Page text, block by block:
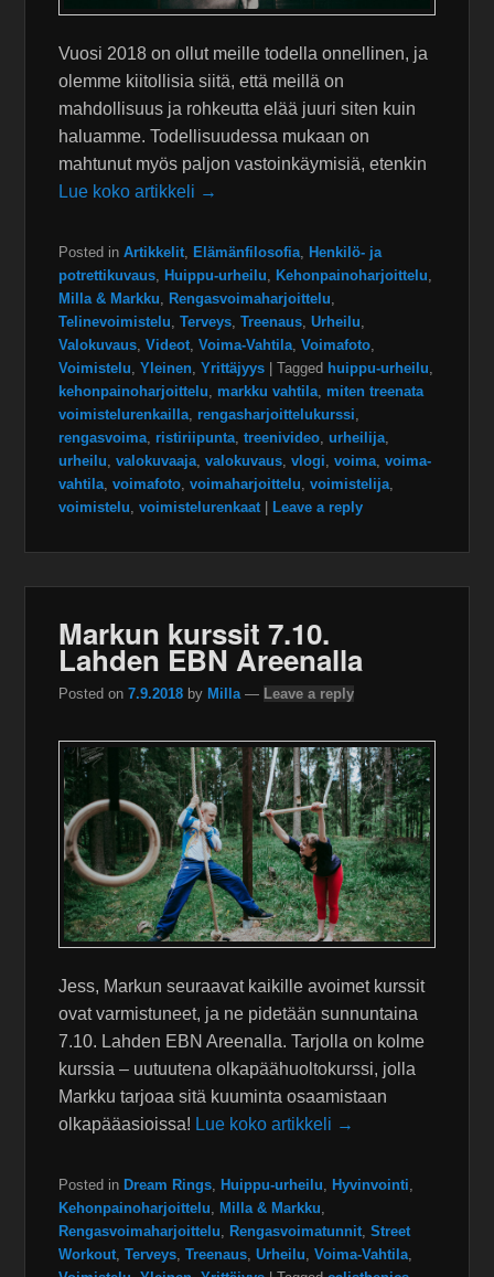
Vuosi 2018 on ollut meille todella onnellinen, ja
olemme kiitollisia siitä, että meillä on
mahdollisuus ja rohkeutta elää juuri siten kuin
haluamme. Todellisuudessa mukaan on
mahtunut myös paljon vastoinkäymisiä, etenkin
Lue koko artikkeli →
Posted in Artikkelit, Elämänfilosofia, Henkilö- ja
potrettikuvaus, Huippu-urheilu, Kehonpainoharjoittelu,
Milla & Markku, Rengasvoimaharjoittelu,
Telinevoimistelu,Terveys,Treenaus,Urheilu,
Valokuvaus,Videot,Voima-Vahtila,Voimafoto,
Voimistelu,Yleinen,Yrittäjyys |Tagged huippu-urheilu,
kehonpainoharjoittelu, markku vahtila, miten treenata
voimistelurenkailla, rengasharjoittelukurssi,
rengasvoima, ristiriipunta,treenivideo,urheilija,
urheilu,valokuvaaja,valokuvaus,vlogi,voima,voima-
vahtila,voimafoto,voimaharjoittelu,voimistelija,
voimistelu,voimistelurenkaat Leave a reply
Markun kurssit 7.10.
Lahden EBN Areenalla
Posted on7.9.2018 by Milla — Leave a reply
Jess, Markun seuraavat kaikille avoimet kurssit
ovat varmistuneet, ja ne pidetään sunnuntaina
7.10. Lahden EBN Areenalla. Tarjolla on kolme
kurssia – uutuutena olkapäähuoltokurssi, jolla
Markku tarjoaa sitä kuuminta osaamistaan
olkapääasioissa! Lue koko artikkeli →
Posted in Dream Rings, Huippu-urheilu, Hyvinvointi,
Kehonpainoharjoittelu, Milla & Markku,
Rengasvoimaharjoittelu, Rengasvoimatunnit,Street
Workout,Terveys,Treenaus,Urheilu,Voima-Vahtila,